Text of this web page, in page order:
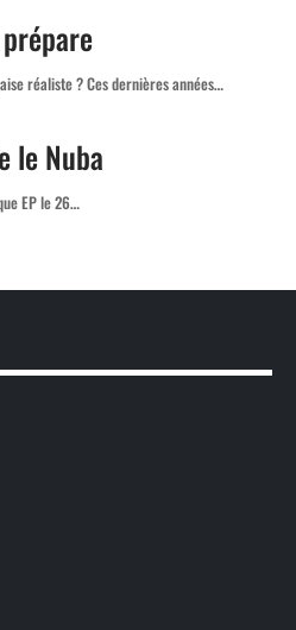
réaliste ? Ces dernières années…
le Nuba
EP le 26…